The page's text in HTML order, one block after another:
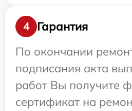
4
Гарантия
По окончании
подписания акта
работ Вы получите
сертификат на